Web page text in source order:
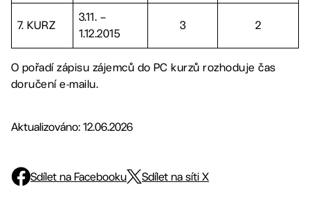
7. KURZ
3.11. –
1.12.2015
3 2
O pořadí zápisu zájemců do PC kurzů rozhoduje čas
doručení e-mailu.
Aktualizováno: 12.06.2026
Sdílet na Facebooku Sdílet na síti X